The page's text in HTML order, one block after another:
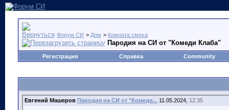
Форум СИ > Дом > Комната смеха
Пародия на СИ от "Комеди Клаба"
Регистрация Справка Community
Евгений Машеров Пародия на СИ от "Комеди... 11.05.2024, 12:35